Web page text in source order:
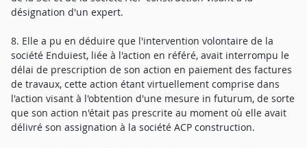
désignation d'un expert.
8. Elle a pu en déduire que l'intervention volontaire de la
société Enduiest, liée à l'action en référé, avait interrompu le
délai de prescription de son action en paiement des factures
de travaux, cette action étant virtuellement comprise dans
l'action visant à l'obtention d'une mesure in futurum, de sorte
que son action n'était pas prescrite au moment où elle avait
délivré son assignation à la société ACP construction.